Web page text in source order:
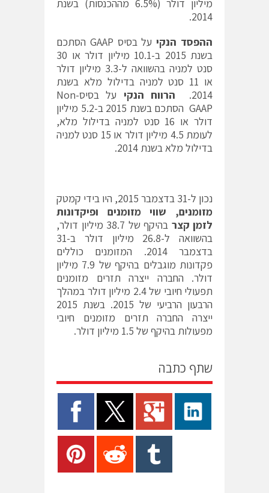
מיליון דולר (6.5% מההכנסות) בשנת
2014.
ההפסד הנקי
על בסיס GAAP הסתכם
בשנת 2015 ב-10.1 מיליון דולר או 30
סנט למניה בהשוואה ל-3.3 מיליון דולר
או 11 סנט למניה בדילול מלא בשנת
2014.
הרווח הנקי
על בסיסNon-
GAAP הסתכם בשנת 2015 ב-5.2 מיליון
דולר או 16 סנט למניה בדילול מלא,
לעומת 4.5 מיליון דולר או 15 סנט למניה
בדילול מלא בשנת 2014.
נכון ל-31 בדצמבר 2015, היו בידי קמטק
מזומנים, שווי מזומנים ופיקדונות
לזמן קצר
בהיקף של 38.7 מיליון דולר,
בהשוואה ל-26.8 מיליון דולר ב-31
בדצמבר 2014. המזומנים כוללים
פקדונות מוגבלים בהיקף של 7.9 מיליון
דולר. החברה ייצרה תזרים מזומנים
תפעולי חיובי של 2.4 מיליון דולר במהלך
הרבעון הרביעי של 2015. בשנת 2015
ייצרה החברה תזרים מזומנים חיובי
מפעולות בהיקף של 1.5 מיליון דולר.
שתף כתבה